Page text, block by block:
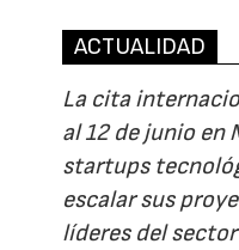
ACTUALIDAD
La cita
al 12 de junio en
startups
escalar sus
líderes del sector